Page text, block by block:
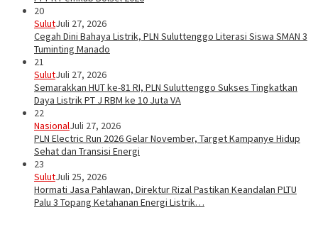
20
SulutJuli 27, 2026
Cegah Dini Bahaya Listrik, PLN Suluttenggo Literasi Siswa SMAN 3
Tuminting Manado
21
SulutJuli 27, 2026
Semarakkan HUT ke-81 RI, PLN Suluttenggo Sukses Tingkatkan
Daya Listrik PT J RBM ke 10 Juta VA
22
NasionalJuli 27, 2026
PLN Electric Run 2026 Gelar November, Target Kampanye Hidup
Sehat dan Transisi Energi
23
SulutJuli 25, 2026
Hormati Jasa Pahlawan, Direktur Rizal Pastikan Keandalan PLTU
Palu 3 Topang Ketahanan Energi Listrik…